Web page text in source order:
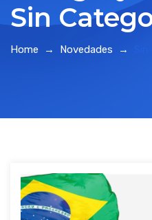
Sin
Home → Novedades →